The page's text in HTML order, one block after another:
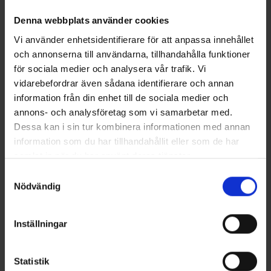
Denna webbplats använder cookies
Vi använder enhetsidentifierare för att anpassa innehållet
och annonserna till användarna, tillhandahålla funktioner
för sociala medier och analysera vår trafik. Vi
vidarebefordrar även sådana identifierare och annan
information från din enhet till de sociala medier och
annons- och analysföretag som vi samarbetar med.
Dessa kan i sin tur kombinera informationen med annan
information som du har tillhandahållit eller som de har
samlat in när du har använt deras tjänster.
Nödvändig
Inställningar
Statistik
Tekniset tiedot
Saatat myös tarvita
Growers Cup Brazil
Coffeebrewer 2 cups
Hällmark Vohvelirauta